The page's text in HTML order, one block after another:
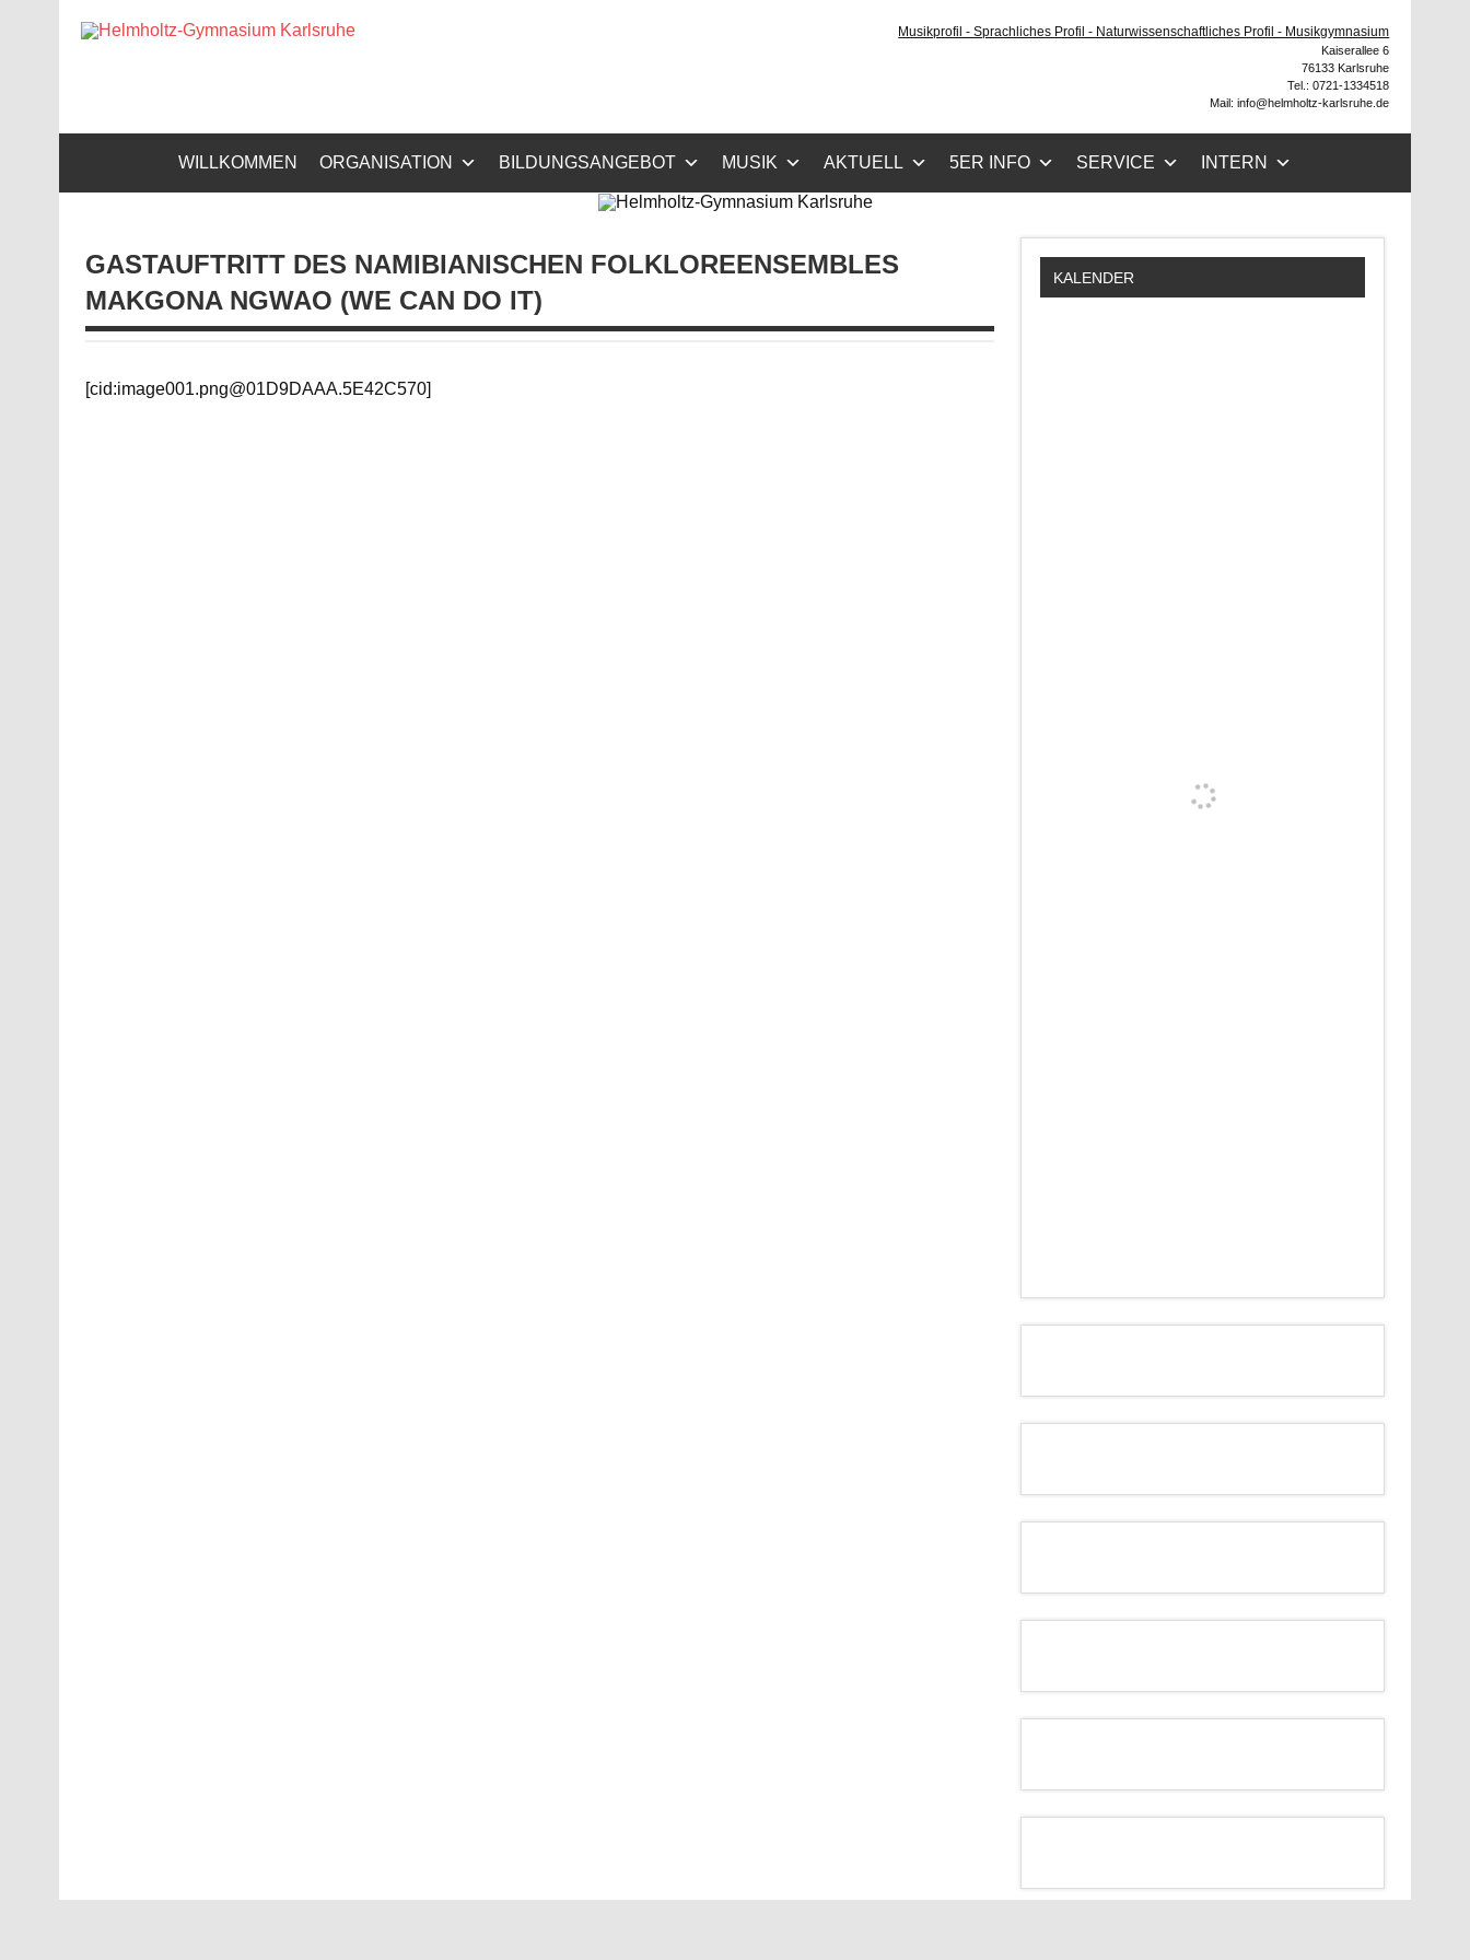
Helmholtz-Gymnasium KarlsruheMusikprofil - Sprachliches Profil - Naturwissenschaftliches Profil - Musikgymnasium
Kaiserallee 6
76133 Karlsruhe
Tel.: 0721-1334518
Mail: info@helmholtz-karlsruhe.de
WILLKOMMEN ORGANISATION BILDUNGSANGEBOT MUSIK AKTUELL 5ER INFO SERVICE INTERN
GASTAUFTRITT DES NAMIBIANISCHEN FOLKLOREENSEMBLES
MAKGONA NGWAO (WE CAN DO IT)
[cid:image001.png@01D9DAAA.5E42C570]
KALENDER